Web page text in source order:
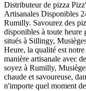
Distributeur de pizza
Artisanales Disponibles
Rumilly. Savourez des
disponibles à toute heure
situés à Sillingy,
Heure, la qualité est
manière artisanale avec
soyez à Rumilly,
chaude et savoureuse,
n'importe quel moment